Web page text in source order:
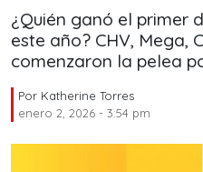
¿Quién ganó el primer
este año? CHV, Mega,
comenzaron la pelea
Por Katherine Torres
enero 2, 2026 - 3:54 pm